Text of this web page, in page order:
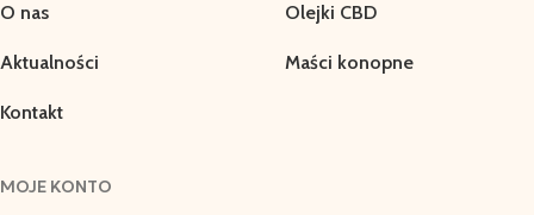
O nas
Aktualności
Kontakt
Olejki CBD
Maści konopne
MOJE KONTO